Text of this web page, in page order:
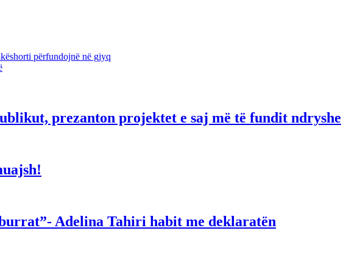
përfundojnë në gjyq
prezanton projektet e saj më të fundit ndryshe
Adelina Tahiri habit me deklaratën